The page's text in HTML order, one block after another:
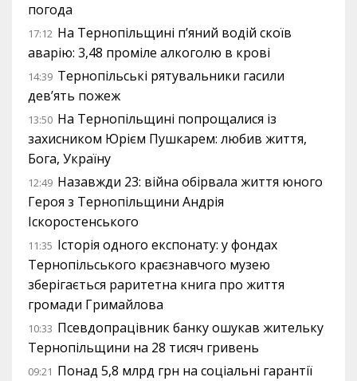
погода
17:12 На Тернопільщині п’яний водій скоїв
аварію: 3,48 проміле алкоголю в крові
14:39 Тернопільські рятувальники гасили
дев’ять пожеж
13:50 На Тернопільщині попрощалися із
захисником Юрієм Пушкарем: любив життя,
Бога, Україну
12:49 Назавжди 23: війна обірвала життя юного
Героя з Тернопільщини Андрія
Іскоростенського
11:35 Історія одного експонату: у фондах
Тернопільського краєзнавчого музею
зберігається раритетна книга про життя
громади Гримайлова
10:33 Псевдопрацівник банку ошукав жительку
Тернопільщини на 28 тисяч гривень
09:21 Понад 5,8 млрд грн на соціальні гарантії